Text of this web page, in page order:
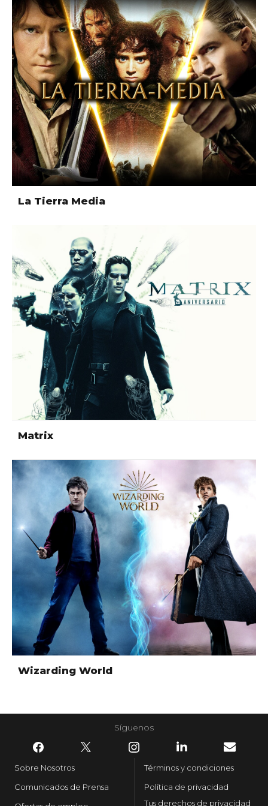
La Tierra Media
Matrix
Wizarding World
Síguenos
Sobre Nosotros
Comunicados de Prensa
Términos y condiciones
Política de privacidad
Tus derechos de privacidad